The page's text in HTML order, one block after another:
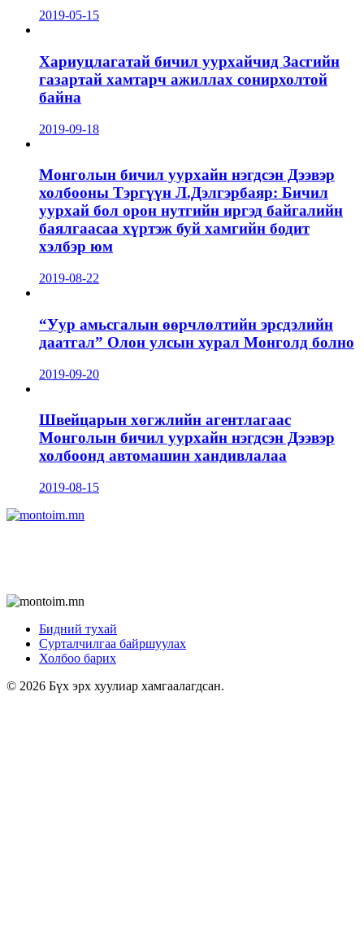
2019-05-15
Хариуцлагатай бичил уурхайчид Засгийн
газартай хамтарч ажиллах сонирхолтой
байна
2019-09-18
Монголын бичил уурхайн нэгдсэн Дээвэр
холбооны Тэргүүн Л.Дэлгэрбаяр: Бичил
уурхай бол орон нутгийн иргэд байгалийн
баялгаасаа хүртэж буй хамгийн бодит
хэлбэр юм
2019-08-22
“Уур амьсгалын өөрчлөлтийн эрсдэлийн
даатгал” Олон улсын хурал Монголд болно
2019-09-20
Швейцарын хөгжлийн агентлагаас
Монголын бичил уурхайн нэгдсэн Дээвэр
холбоонд автомашин хандивлалаа
2019-08-15
Бидний тухай
Сурталчилгаа байршуулах
Холбоо барих
© 2026 Бүх эрх хуулиар хамгаалагдсан.